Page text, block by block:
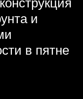
и
в пятне